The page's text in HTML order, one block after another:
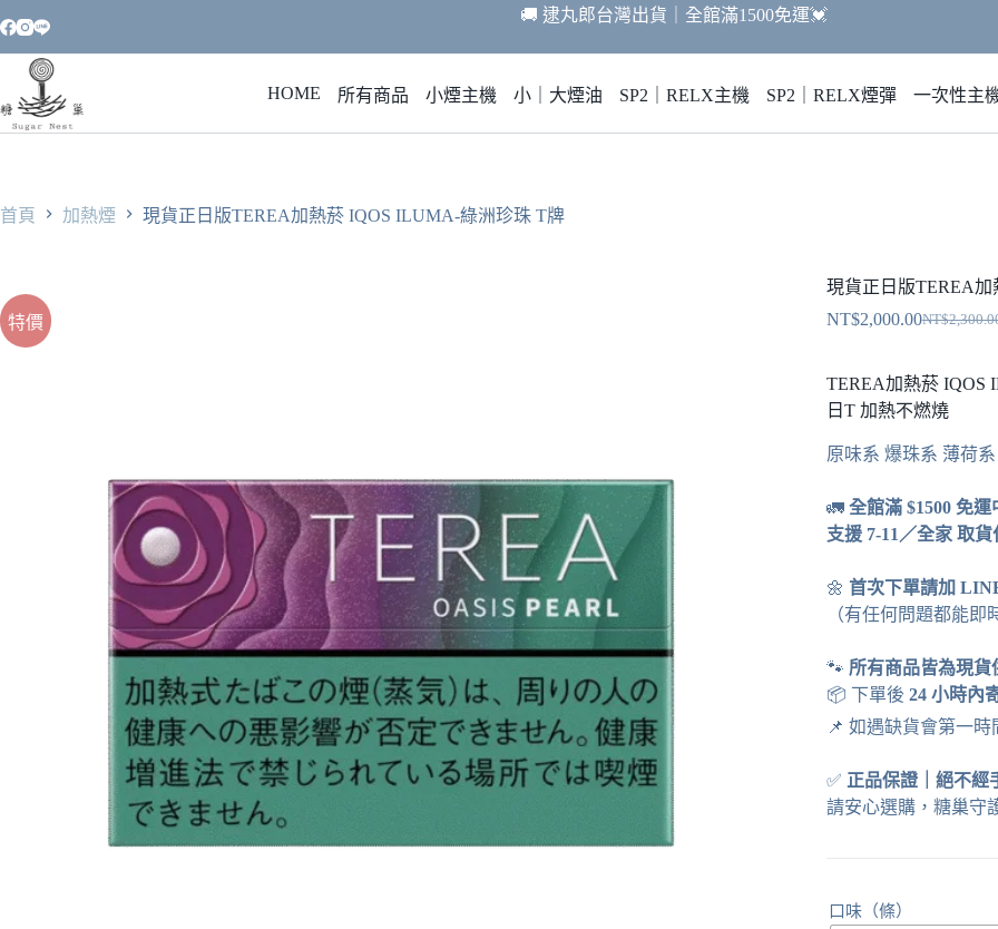
至
內
🚚 逮丸郎台灣出貨｜全館滿1500免運💓
HOME 所有商品 小煙主機 小｜大煙油 SP2｜RELX主機 SP2｜RELX煙彈 一次性主
首頁 加熱煙 現貨正日版TEREA加熱菸 IQOS ILUMA-綠洲珍珠 T牌
特價
現貨正日版TEREA
NT$
價
格：
NT$2,000.00
價
格：
TEREA加熱菸 IQOS
日T 加熱不燃燒
原味系 爆珠系 薄荷
🚛全館滿 $1500 免運
支援 7-11／全家 取貨
🌼 首次下單請加
（有任何問題都能即
🐾 所有商品皆為現貨
📦 下單後 24 小時內
📌 如遇缺貨會第一時
✅ 正品保證｜ 絕不經
請安心選購，糖巢守
口味（條）